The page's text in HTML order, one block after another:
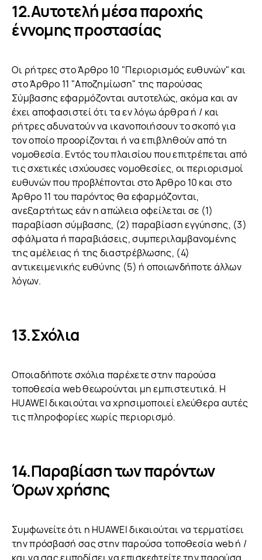
Αυτοτελή μέσα παροχής
έννομης προστασίας
Οι ρήτρες στο Άρθρο 10 "Περιορισμός ευθυνών" και
στο Άρθρο 11 "Αποζημίωση" της παρούσας
Σύμβασης εφαρμόζονται αυτοτελώς, ακόμα και αν
έχει αποφασιστεί ότι τα εν λόγω άρθρα ή / και
ρήτρες αδυνατούν να ικανοποιήσουν το σκοπό για
τον οποίο προορίζονται ή να επιβληθούν από τη
νομοθεσία. Εντός του πλαισίου που επιτρέπεται από
τις σχετικές ισχύουσες νομοθεσίες, οι περιορισμοί
ευθυνών που προβλέπονται στο Άρθρο 10 και στο
Άρθρο 11 του παρόντος θα εφαρμόζονται,
ανεξαρτήτως εάν η απώλεια οφείλεται σε (1)
παραβίαση σύμβασης, (2) παραβίαση εγγύησης, (3)
σφάλματα ή παραβιάσεις, συμπεριλαμβανομένης
της αμέλειας ή της διαστρέβλωσης, (4)
αντικειμενικής ευθύνης (5) ή οποιωνδήποτε άλλων
λόγων.
Σχόλια
Οποιαδήποτε σχόλια παρέχετε στην παρούσα
τοποθεσία web θεωρούνται μη εμπιστευτικά. Η
HUAWEI δικαιούται να χρησιμοποιεί ελεύθερα αυτές
τις πληροφορίες χωρίς περιορισμό.
Παραβίαση των παρόντων
Όρων χρήσης
Συμφωνείτε ότι η HUAWEI δικαιούται να τερματίσει
την πρόσβασή σας στην παρούσα τοποθεσία web ή /